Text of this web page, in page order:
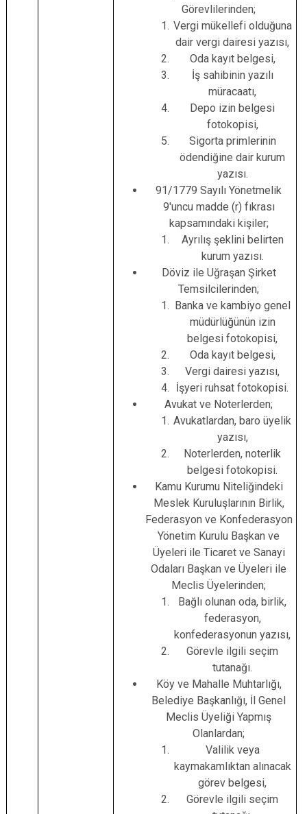
Görevlilerinden;
Vergi mükellefi olduğuna
dair vergi dairesi yazısı,
Oda kayıt belgesi,
İş sahibinin yazılı
müracaatı,
Depo izin belgesi
fotokopisi,
Sigorta primlerinin
ödendiğine dair kurum
yazısı.
91/1779 Sayılı Yönetmelik
9'uncu madde (r) fıkrası
kapsamındaki kişiler;
Ayrılış şeklini belirten
kurum yazısı.
Döviz ile Uğraşan Şirket
Temsilcilerinden;
Banka ve kambiyo genel
müdürlüğünün izin
belgesi fotokopisi,
Oda kayıt belgesi,
Vergi dairesi yazısı,
İşyeri ruhsat fotokopisi.
Avukat ve Noterlerden;
Avukatlardan, baro üyelik
yazısı,
Noterlerden, noterlik
belgesi fotokopisi.
Kamu Kurumu Niteliğindeki
Meslek Kuruluşlarının Birlik,
Federasyon ve Konfederasyon
Yönetim Kurulu Başkan ve
Üyeleri ile Ticaret ve Sanayi
Odaları Başkan ve Üyeleri ile
Meclis Üyelerinden;
Bağlı olunan oda, birlik,
federasyon,
konfederasyonun yazısı,
Görevle ilgili seçim
tutanağı.
Köy ve Mahalle Muhtarlığı,
Belediye Başkanlığı, İl Genel
Meclis Üyeliği Yapmış
Olanlardan;
Valilik veya
kaymakamlıktan alınacak
görev belgesi,
Görevle ilgili seçim